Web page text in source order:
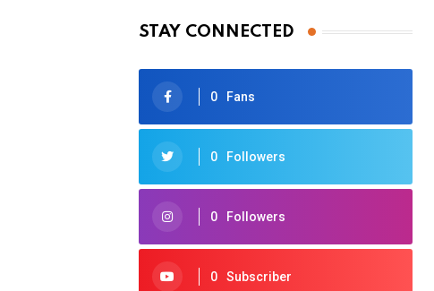
STAY CONNECTED
0 Fans
0 Followers
0 Followers
0 Subscriber